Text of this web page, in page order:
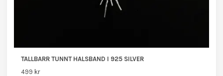
TALLBARR TUNNT HALSBAND I 925 SILVER
499 kr